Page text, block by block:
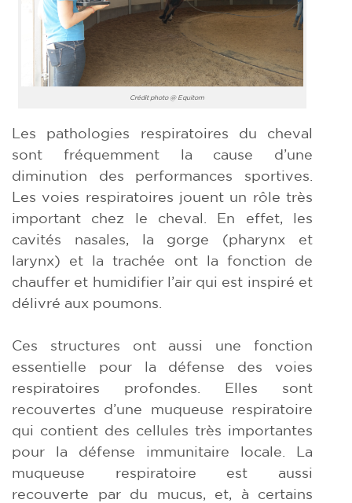
Crédit photo @ Equitom
Les pathologies respiratoires du cheval
sont fréquemment la cause d’une
diminution des performances sportives.
Les voies respiratoires jouent un rôle très
important chez le cheval. En effet, les
cavités nasales, la gorge (pharynx et
larynx) et la trachée ont la fonction de
chauffer et humidifier l’air qui est inspiré et
délivré aux poumons.
Ces structures ont aussi une fonction
essentielle pour la défense des voies
respiratoires profondes. Elles sont
recouvertes d’une muqueuse respiratoire
qui contient des cellules très importantes
pour la défense immunitaire locale. La
muqueuse respiratoire est aussi
recouverte par du mucus, et, à certains